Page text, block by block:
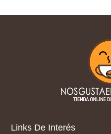
Links De Interés